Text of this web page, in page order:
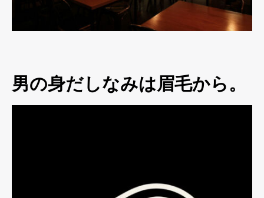
男の身だしなみは眉毛から。